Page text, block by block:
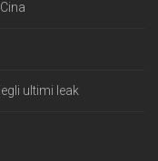
ultimi leak